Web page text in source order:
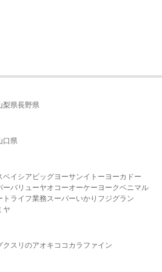
梨県長野県
口県
ベイシア ビッグヨーサンイトーヨーカドー
ーバリューヤオコーオーケー ヨークベニマル
ト ライフ業務スーパーいかり フジグラン
ヤ
クスリのアオキ ココカラファイン